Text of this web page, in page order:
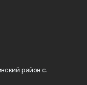
район с.